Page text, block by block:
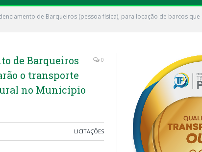
de Barqueiros (pessoa física), para locação de barcos
de Barqueiros
o transporte
no Município
0
LICITAÇÕES